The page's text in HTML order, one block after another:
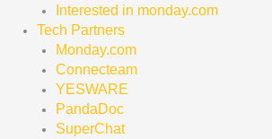
Interested in monday.com
Tech Partners
Monday.com
Connecteam
YESWARE
PandaDoc
SuperChat